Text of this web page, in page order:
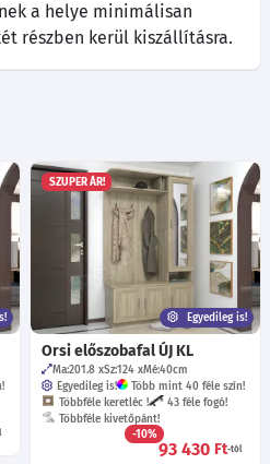
a helye minimálisan
részben kerül kiszállításra.
SZUPER ÁR!
Egyedileg is!
Orsi előszobafal ÚJ KL
Ma:201.8 Sz:124 Mé:40cm
Egyedileg is!
Több mint 40 féle szín!
Többféle keretléc !
43 féle fogó!
Többféle kivetőpánt!
-10%
93 430 Ft-tól